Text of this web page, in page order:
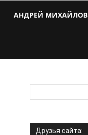
АНДРЕЙ МИХАЙЛОВ
Друзья сайта: